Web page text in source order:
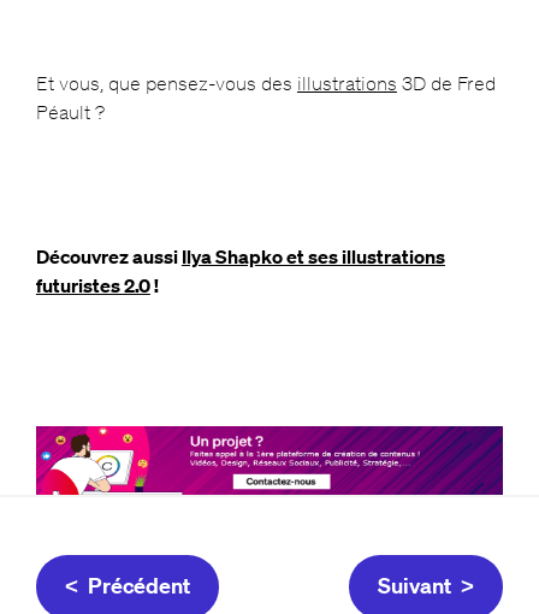
Et vous, que pensez-vous des illustrations 3D de Fred
Péault ?
Découvrez aussi Ilya Shapko et ses illustrations
futuristes 2.0!
< Précédent Suivant >